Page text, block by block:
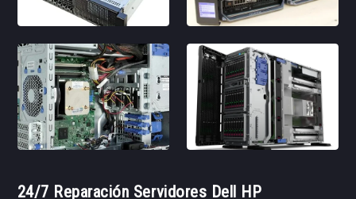
24/7 Reparación Servidores Dell HP